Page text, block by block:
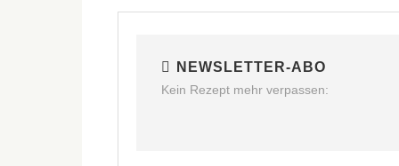
NEWSLETTER-ABO
Kein Rezept mehr verpassen: